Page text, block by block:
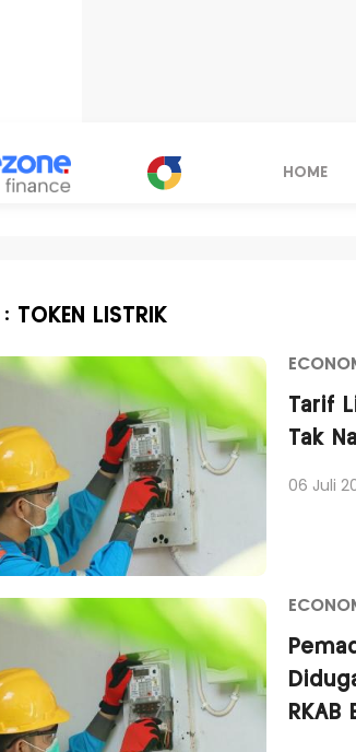
HOME
TOKEN LISTRIK
Tarif
Tak
06 Juli
RKAB